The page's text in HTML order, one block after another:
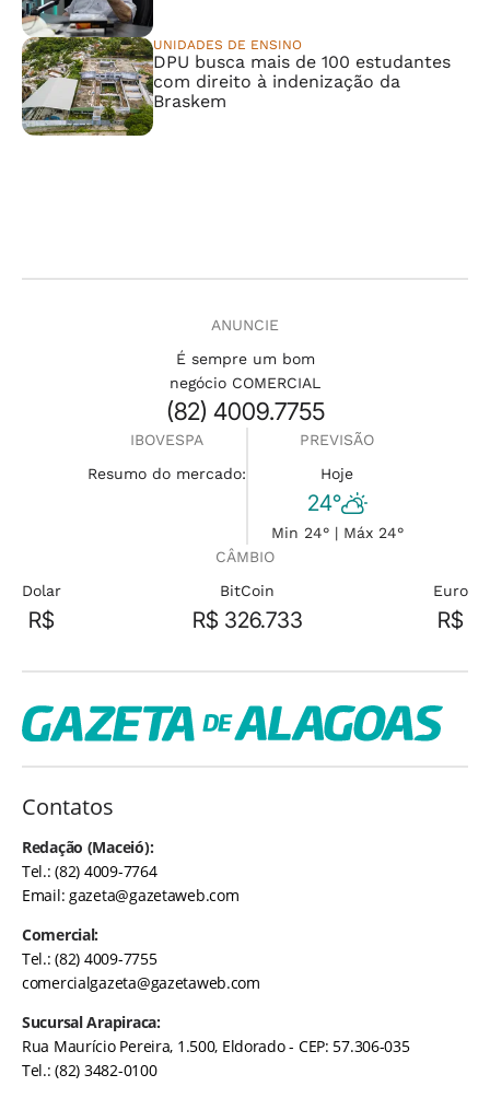
UNIDADES DE ENSINO
DPU busca mais de 100 estudantes
com direito à indenização da
Braskem
ANUNCIE
É sempre um bom
negócio COMERCIAL
(82) 4009.7755
IBOVESPA
Resumo do mercado:
PREVISÃO
Hoje
24°
Min 24° | Máx 24°
CÂMBIO
Dolar
R$
BitCoin
R$ 326.733
Euro
R$
Contatos
Redação (Maceió):
Tel.: (82) 4009-7764
Email:gazeta@gazetaweb.com
Comercial:
Tel.: (82) 4009-7755
comercialgazeta@gazetaweb.com
Sucursal Arapiraca:
Rua Maurício Pereira, 1.500, Eldorado - CEP: 57.306-035
Tel.: (82) 3482-0100